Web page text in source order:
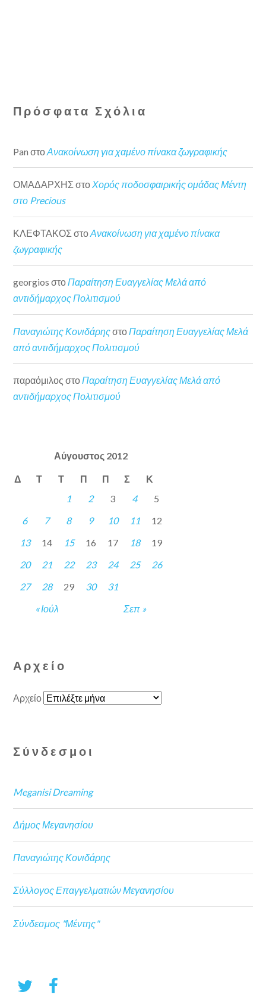
Πρόσφατα Σχόλια
Pan στοΑνακοίνωση για χαμένο πίνακα ζωγραφικής
ΟΜΑΔΑΡΧΗΣ στοΧορός ποδοσφαιρικής ομάδας Μέντη
στο Precious
ΚΛΕΦΤΑΚΟΣ στοΑνακοίνωση για χαμένο πίνακα
ζωγραφικής
georgios στοΠαραίτηση Ευαγγελίας Μελά από
αντιδήμαρχος Πολιτισμού
Παναγιώτης Κονιδάρηςστο Παραίτηση Ευαγγελίας Μελά
από αντιδήμαρχος Πολιτισμού
παραόμιλος στο Παραίτηση Ευαγγελίας Μελά από
αντιδήμαρχος Πολιτισμού
Αύγουστος 2012
Δ Τ Τ Π Π Σ Κ
« Ιούλ Σεπ »
1 2 3 4
5
6
7 8 9 10 11
12
13
14 15 16 17 18
19
20
21 22 23 24 25
26
27
28 29 30 31
Αρχείο
Αρχείο
Σύνδεσμοι
Meganisi Dreaming
Δήμος Μεγανησίου
Παναγιώτης Κονιδάρης
Σύλλογος Επαγγελματιών Μεγανησίου
Σύνδεσμος "Μέντης"